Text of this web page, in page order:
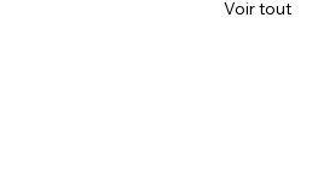
Voir tout